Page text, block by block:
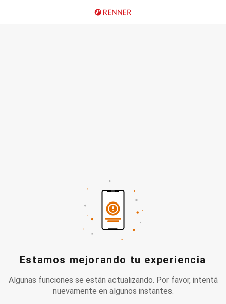
Estamos mejorando tu experiencia
Algunas funciones se están actualizando. Por favor, intentá
nuevamente en algunos instantes.